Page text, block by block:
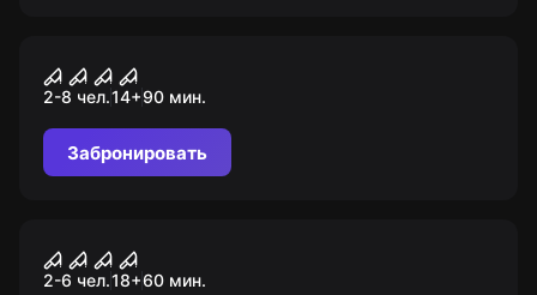
Шоу, которое построил Джек
2-8 чел.14+90 мин.
Забронировать
Безумие Шляпника
2-6 чел.18+60 мин.